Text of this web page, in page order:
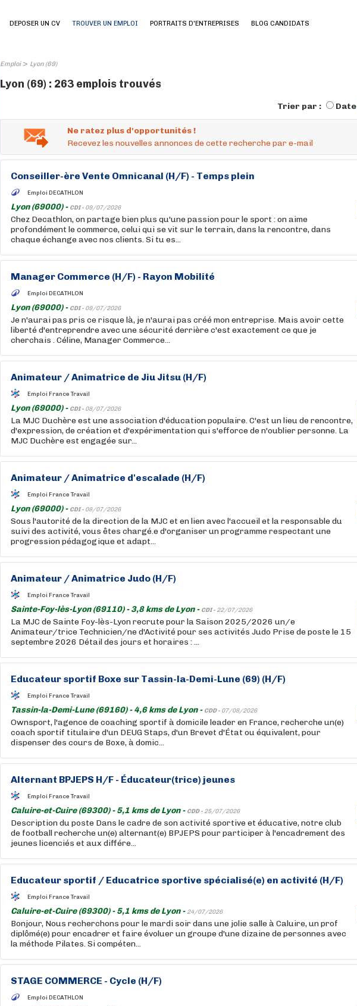
DEPOSER UN CV TROUVER UN EMPLOI PORTRAITS D'ENTREPRISES BLOG CANDIDATS
Emploi> Lyon (69)
Lyon (69) : 263 emplois trouvés
Trier par : Date
Ne ratez plus d'opportunités !
Recevez les nouvelles annonces de cette recherche par e-mail
Conseiller-ère Vente Omnicanal (H/F) - Temps plein
Emploi DECATHLON
Lyon (69000) - CDI - 09/07/2026
Chez Decathlon, on partage bien plus qu'une passion pour le sport : on aime
profondément le commerce, celui qui se vit sur le terrain, dans la rencontre, dans
chaque échange avec nos clients. Si tu es...
Manager Commerce (H/F) - Rayon Mobilité
Emploi DECATHLON
Lyon (69000) - CDI - 09/07/2026
Je n'aurai pas pris ce risque là, je n'aurai pas créé mon entreprise. Mais avoir cette
liberté d'entreprendre avec une sécurité derrière c'est exactement ce que je
cherchais . Céline, Manager Commerce...
Animateur / Animatrice de Jiu Jitsu (H/F)
Emploi France Travail
Lyon (69000) - CDI - 08/07/2026
La MJC Duchère est une association d'éducation populaire. C'est un lieu de rencontre,
d'expression, de création et d'expérimentation qui s'efforce de n'oublier personne. La
MJC Duchère est engagée sur...
Animateur / Animatrice d'escalade (H/F)
Emploi France Travail
Lyon (69000) - CDI - 08/07/2026
Sous l'autorité de la direction de la MJC et en lien avec l'accueil et la responsable du
suivi des activité, vous êtes chargé.e d'organiser un programme respectant une
progression pédagogique et adapt...
Animateur / Animatrice Judo (H/F)
Emploi France Travail
Sainte-Foy-lès-Lyon (69110) - 3,8 kms de Lyon - CDI - 22/07/2026
La MJC de Sainte Foy-lès-Lyon recrute pour la Saison 2025/2026 un/e
Animateur/trice Technicien/ne d'Activité pour ses activités Judo Prise de poste le 15
septembre 2026 Détail des jours et horaires : ...
Educateur sportif Boxe sur Tassin-la-Demi-Lune (69) (H/F)
Emploi France Travail
Tassin-la-Demi-Lune (69160) - 4,6 kms de Lyon - CDD - 07/08/2026
Ownsport, l'agence de coaching sportif à domicile leader en France, recherche un(e)
coach sportif titulaire d'un DEUG Staps, d'un Brevet d'État ou équivalent, pour
dispenser des cours de Boxe, à domic...
Alternant BPJEPS H/F - Éducateur(trice) jeunes
Emploi France Travail
Caluire-et-Cuire (69300) - 5,1 kms de Lyon - CDD - 25/07/2026
Description du poste Dans le cadre de son activité sportive et éducative, notre club
de football recherche un(e) alternant(e) BPJEPS pour participer à l'encadrement des
jeunes licenciés et aux différe...
Educateur sportif / Educatrice sportive spécialisé(e) en activité (H/F)
Emploi France Travail
Caluire-et-Cuire (69300) - 5,1 kms de Lyon - 24/07/2026
Bonjour, Nous recherchons pour le mardi soir dans une jolie salle à Caluire, un prof
diplômé(e) pour encadrer et faire évoluer un groupe d'une dizaine de personnes avec
la méthode Pilates. Si compéten...
STAGE COMMERCE - Cycle (H/F)
Emploi DECATHLON